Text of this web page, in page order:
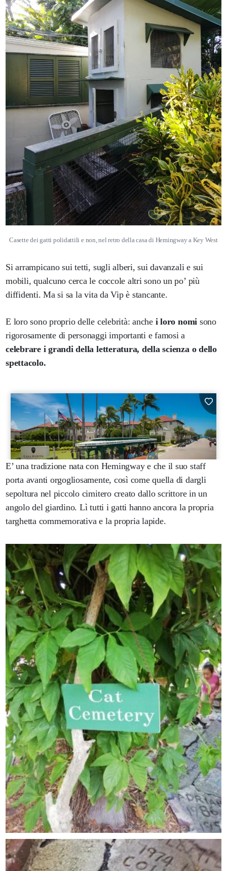
Casette dei gatti polidattili e non, nel retro della casa di Hemingway a Key West
Si arrampicano sui tetti, sugli alberi, sui davanzali e sui
mobili, qualcuno cerca le coccole altri sono un po’ più
diffidenti. Ma si sa la vita da Vip è stancante.
E loro sono proprio delle celebrità: anche i loro nomi sono
rigorosamente di personaggi importanti e famosi a
celebrare i grandi della letteratura, della scienza o dello
spettacolo.
E’ una tradizione nata con Hemingway e che il suo staff
porta avanti orgogliosamente, così come quella di dargli
sepoltura nel piccolo cimitero creato dallo scrittore in un
angolo del giardino. Lì tutti i gatti hanno ancora la propria
targhetta commemorativa e la propria lapide.